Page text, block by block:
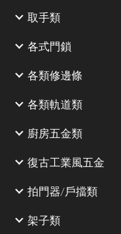
取手類
各式門鎖
各類修邊條
各類軌道類
廚房五金類
復古工業風五金
拍門器/戶擋類
架子類